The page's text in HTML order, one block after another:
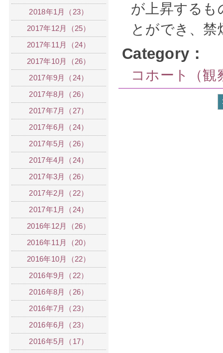
が上昇するも
とができ、
Category：
コホート（観
2018年1月（23）
2017年12月（25）
2017年11月（24）
2017年10月（26）
2017年9月（24）
2017年8月（26）
2017年7月（27）
2017年6月（24）
2017年5月（26）
2017年4月（24）
2017年3月（26）
2017年2月（22）
2017年1月（24）
2016年12月（26）
2016年11月（20）
2016年10月（22）
2016年9月（22）
2016年8月（26）
2016年7月（23）
2016年6月（23）
2016年5月（17）